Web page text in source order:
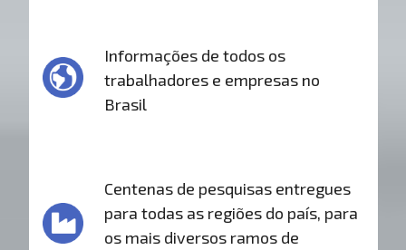
Informações de todos os
trabalhadores e empresas no
Brasil
Centenas de pesquisas entregues
para todas as regiões do país, para
os mais diversos ramos de